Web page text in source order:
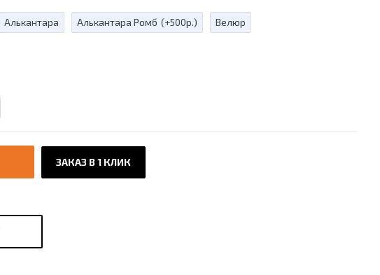
Алькантара Алькантара Ромб (+500р.) Велюр
ЗАКАЗ В 1 КЛИК